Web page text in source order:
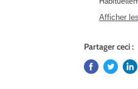
Afficher
Partager ceci :